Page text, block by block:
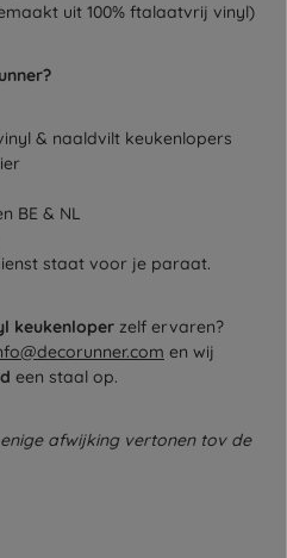
uit 100% ftalaatvrij vinyl)
& naaldvilt keukenlopers
BE & NL
staat voor je paraat.
keukenloper zelf ervaren?
en wij
een staal op.
afwijking vertonen tov de